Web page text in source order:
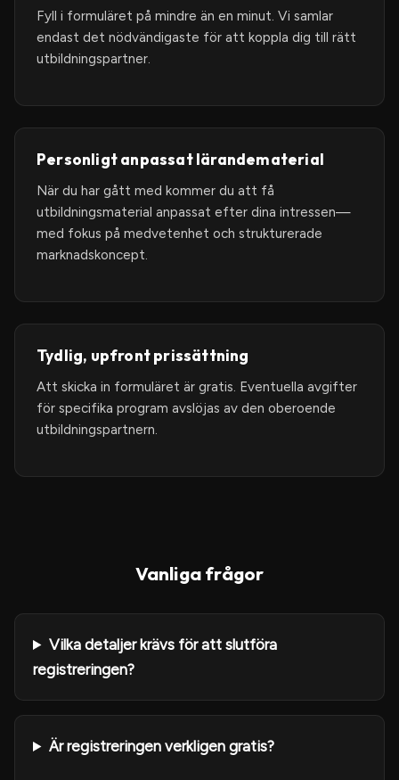
Fyll i formuläret på mindre än en minut. Vi samlar
endast det nödvändigaste för att koppla dig till rätt
utbildningspartner.
Personligt anpassat lärandematerial
När du har gått med kommer du att få
utbildningsmaterial anpassat efter dina intressen—
med fokus på medvetenhet och strukturerade
marknadskoncept.
Tydlig, upfront prissättning
Att skicka in formuläret är gratis. Eventuella avgifter
för specifika program avslöjas av den oberoende
utbildningspartnern.
Vanliga frågor
Vilka detaljer krävs för att slutföra
registreringen?
Är registreringen verkligen gratis?